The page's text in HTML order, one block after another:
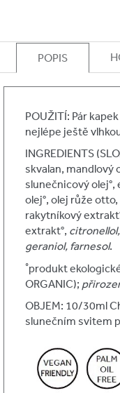
POPIS
POUŽITÍ: Pár
nejlépe ještě
INGREDIENTS
skvalan, mandlový
slunečnicový
olej°, olej růže
rakytníkový
extrakt°,
geraniol, farnesol.
˚produkt
ORGANIC);
OBJEM: 10/30ml
slunečním svitem